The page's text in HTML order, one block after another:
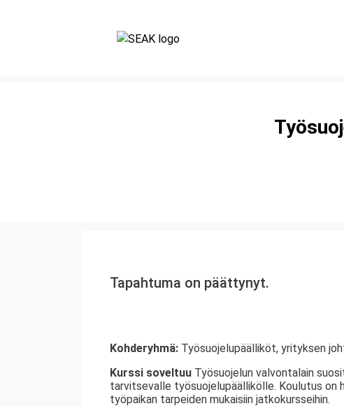
Tapahtuma on päättynyt.
Kohderyhmä: Työsuojelupäälliköt, yrityksen
Kurssi soveltuu Työsuojelun valvontalain
tarvitsevalle työsuojelupäällikölle. Koulutus on
työpaikan tarpeiden mukaisiin jatkokursseihin.